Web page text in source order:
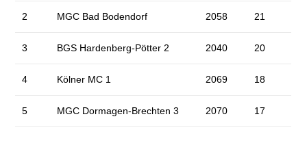
2 MGC Bad Bodendorf 2058 21
3 BGS Hardenberg-Pötter 2 2040 20
4 Kölner MC 1 2069 18
5 MGC Dormagen-Brechten 3 2070 17